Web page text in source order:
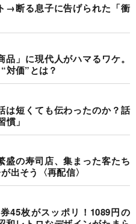
→断る息子に告げられた「衝
」に現代人がハマるワケ。
対価”とは？
は短くても伝わったのか？話
」
盛の寿司店、集まった客たち
出そう〈再配信〉
45枚がスッポリ！1089円の